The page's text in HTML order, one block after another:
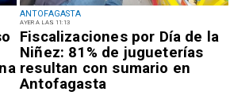
ANTOFAGASTA
AYER A LAS 11:13
Fiscalizaciones por Día de la
Niñez: 81% de jugueterías
resultan con sumario en
Antofagasta